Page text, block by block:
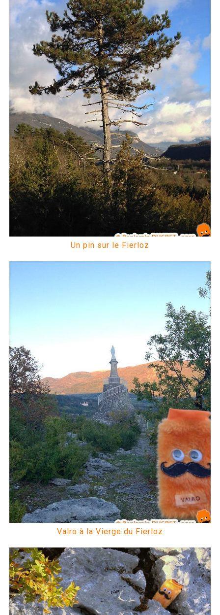
Un pin sur le Fierloz
Valro à la Vierge du Fierloz